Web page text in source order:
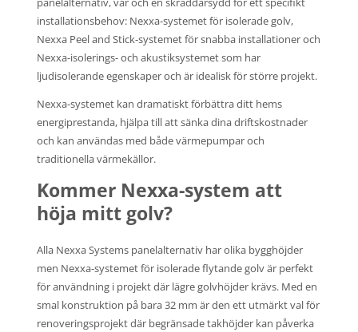
installationsbehov: Nexxa-systemet för isolerade golv,
Nexxa Peel and Stick-systemet för snabba installationer och
Nexxa-isolerings- och akustiksystemet som har
ljudisolerande egenskaper och är idealisk för större projekt.
Nexxa-systemet kan dramatiskt förbättra ditt hems
energiprestanda, hjälpa till att sänka dina driftskostnader
och kan användas med både värmepumpar och
traditionella värmekällor.
Kommer Nexxa-system att
höja mitt golv?
Alla Nexxa Systems panelalternativ har olika bygghöjder
men Nexxa-systemet för isolerade flytande golv är perfekt
för användning i projekt där lägre golvhöjder krävs. Med en
smal konstruktion på bara 32 mm är den ett utmärkt val för
renoveringsprojekt där begränsade takhöjder kan påverka